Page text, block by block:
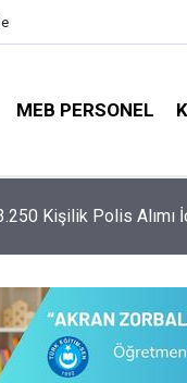
MEB PERSONEL
9 Günlük Tatiller